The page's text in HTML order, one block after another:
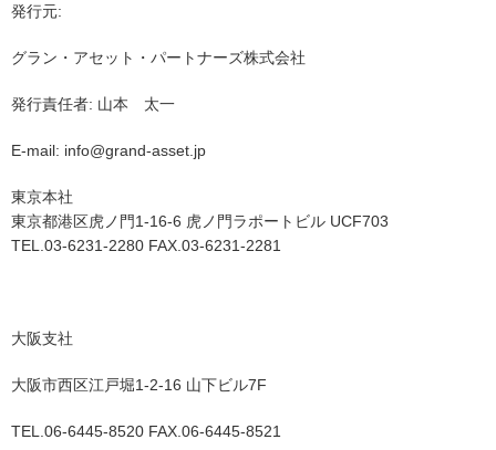
発行元:
グラン・アセット・パートナーズ株式会社
発行責任者: 山本 太一
E-mail: info@grand-asset.jp
東京本社
東京都港区虎ノ門1-16-6 虎ノ門ラポートビル UCF703
TEL.03-6231-2280 FAX.03-6231-2281
大阪支社
大阪市西区江戸堀1-2-16 山下ビル7F
TEL.06-6445-8520 FAX.06-6445-8521